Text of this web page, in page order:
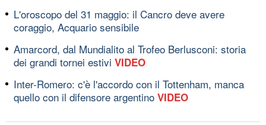
L'oroscopo del 31 maggio: il Cancro deve avere
coraggio, Acquario sensibile
Amarcord, dal Mundialito al Trofeo Berlusconi: storia
dei grandi tornei estivi VIDEO
Inter-Romero: c'è l'accordo con il Tottenham, manca
quello con il difensore argentino VIDEO